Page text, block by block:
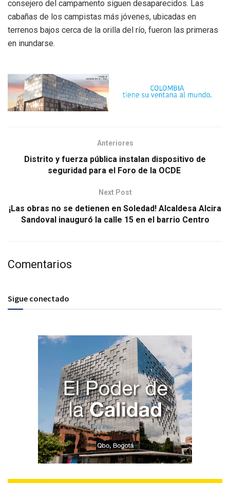
consejero del campamento siguen desaparecidos. Las
cabañas de los campistas más jóvenes, ubicadas en
terrenos bajos cerca de la orilla del río, fueron las primeras
en inundarse.
Anteriores
Distrito y fuerza pública instalan dispositivo de
seguridad para el Foro de la OCDE
Next Post
¡Las obras no se detienen en Soledad! Alcaldesa Alcira
Sandoval inauguró la calle 15 en el barrio Centro
Comentarios
Sigue conectado